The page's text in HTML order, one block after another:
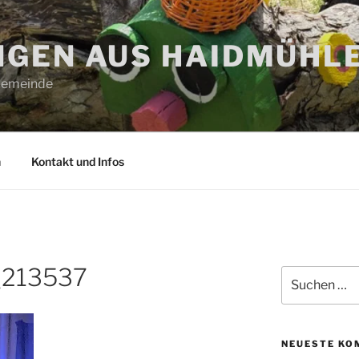
AUS
Kontakt und Infos
nach:
NEUESTE